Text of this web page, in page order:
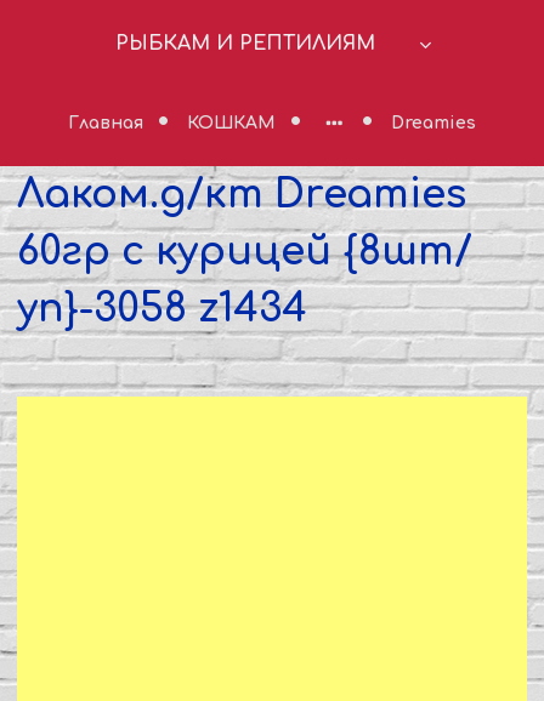
РЫБКАМ И РЕПТИЛИЯМ
Главная КОШКАМ Dreamies
Лаком.д/кт Dreamies
60гр с курицей {8шт/
уп}-3058 z1434